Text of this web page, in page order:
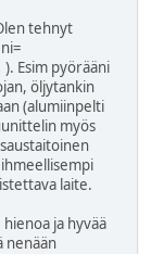
tehnyt
). Esim pyörääni
öljytankin
(alumiinpelti
myös
laite.
ja hyvää
nenään